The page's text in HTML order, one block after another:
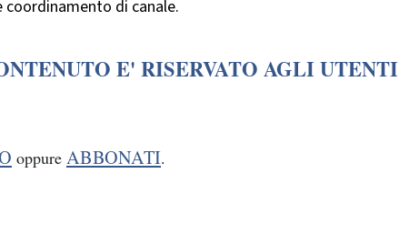
di canale.
E' RISERVATO AGLI UTENTI
oppure ABBONATI.